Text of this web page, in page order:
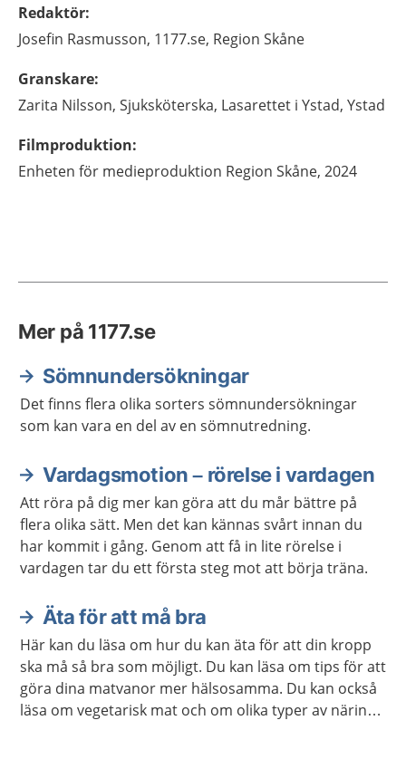
Redaktör:
Josefin Rasmusson, 1177.se, Region Skåne
Granskare:
Zarita Nilsson, Sjuksköterska, Lasarettet i Ystad, Ystad
Filmproduktion:
Enheten för medieproduktion Region Skåne, 2024
Mer på 1177.se
Sömnundersökningar
Det finns flera olika sorters sömnundersökningar
som kan vara en del av en sömnutredning.
Vardagsmotion – rörelse i vardagen
Att röra på dig mer kan göra att du mår bättre på
flera olika sätt. Men det kan kännas svårt innan du
har kommit i gång. Genom att få in lite rörelse i
vardagen tar du ett första steg mot att börja träna.
Äta för att må bra
Här kan du läsa om hur du kan äta för att din kropp
ska må så bra som möjligt. Du kan läsa om tips för att
göra dina matvanor mer hälsosamma. Du kan också
läsa om vegetarisk mat och om olika typer av näring